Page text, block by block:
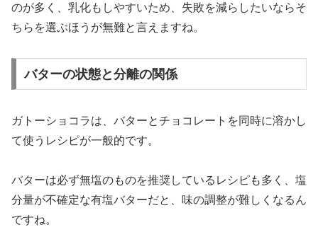
のが多く、乳化もしやすいため、失敗を減らしたいならそ
ちらを選ぶほうが無難と言えますね。
バターの状態と分離の関係
ガトーショコラは、バターとチョコレートを同時に溶かし
て使うレシピが一般的です。
バターは必ず無塩のものを推奨しているレシピも多く、塩
分量が不確定な有塩バターだと、味の調整が難しくなるん
ですね。